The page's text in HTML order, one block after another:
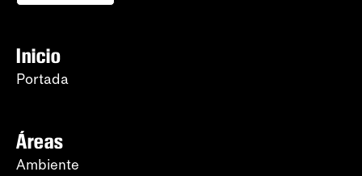
Inicio
Portada
Áreas
Ambiente